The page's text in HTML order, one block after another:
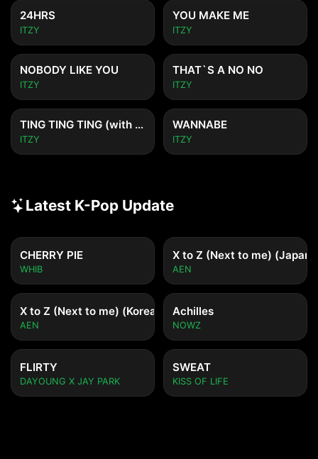
24HRS
ITZY
YOU MAKE ME
ITZY
NOBODY LIKE YOU
ITZY
THAT`S A NO NO
ITZY
TING TING TING (with Oliver Heldens)
ITZY
WANNABE
ITZY
Latest K-Pop Update
CHERRY PIE
WHIB
X to Z (Next to me)
AEN
X to Z (Next to me) (Korean ver.)
AEN
Achilles
NOWZ
FLIRTY
DAYOUNG X JAY PARK
SWEAT
KISS OF LIFE